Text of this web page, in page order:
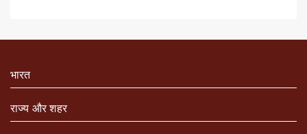
भारत
राज्य और शहर